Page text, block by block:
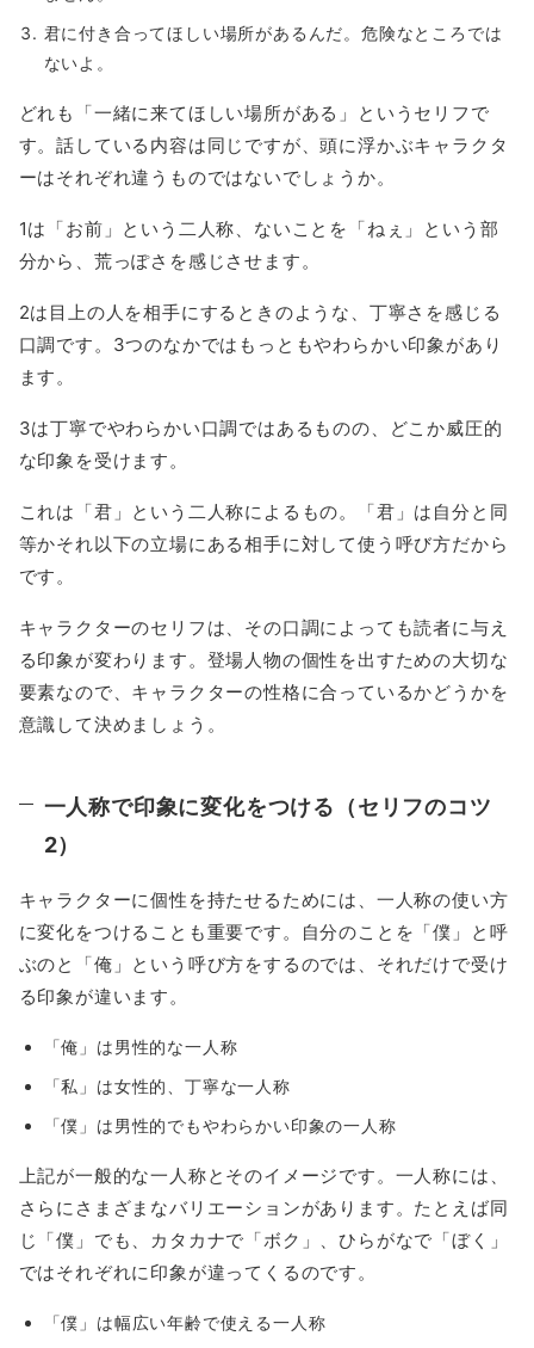
君に付き合ってほしい場所があるんだ。危険なところでは
ないよ。
どれも「一緒に来てほしい場所がある」というセリフで
す。話している内容は同じですが、頭に浮かぶキャラクタ
ーはそれぞれ違うものではないでしょうか。
1は「お前」という二人称、ないことを「ねぇ」という部
分から、荒っぽさを感じさせます。
2は目上の人を相手にするときのような、丁寧さを感じる
口調です。3つのなかではもっともやわらかい印象があり
ます。
3は丁寧でやわらかい口調ではあるものの、どこか威圧的
な印象を受けます。
これは「君」という二人称によるもの。「君」は自分と同
等かそれ以下の立場にある相手に対して使う呼び方だから
です。
キャラクターのセリフは、その口調によっても読者に与え
る印象が変わります。登場人物の個性を出すための大切な
要素なので、キャラクターの性格に合っているかどうかを
意識して決めましょう。
一人称で印象に変化をつける（セリフのコツ
2）
キャラクターに個性を持たせるためには、一人称の使い方
に変化をつけることも重要です。自分のことを「僕」と呼
ぶのと「俺」という呼び方をするのでは、それだけで受け
る印象が違います。
「俺」は男性的な一人称
「私」は女性的、丁寧な一人称
「僕」は男性的でもやわらかい印象の一人称
上記が一般的な一人称とそのイメージです。一人称には、
さらにさまざまなバリエーションがあります。たとえば同
じ「僕」でも、カタカナで「ボク」、ひらがなで「ぼく」
ではそれぞれに印象が違ってくるのです。
「僕」は幅広い年齢で使える一人称